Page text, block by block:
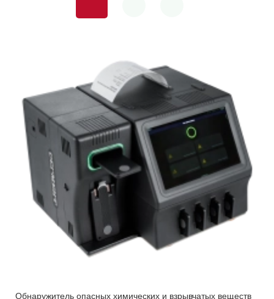
Обнаружитель опасных химических и взрывчатых веществ